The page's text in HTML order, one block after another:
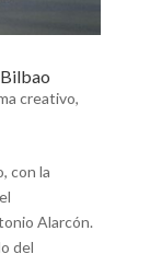
creativo,
con la
Alarcón.
del